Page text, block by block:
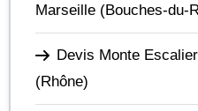
Marseille (Bouches-du-
Devis Monte
(Rhône)